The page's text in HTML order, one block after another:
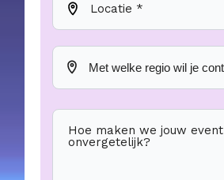
Locatie *
Hoe maken we jouw event
onvergetelijk?